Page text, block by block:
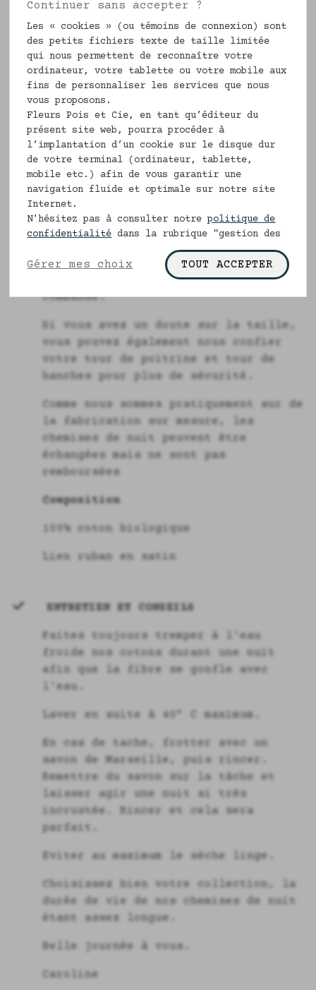
collections avec une poche de côté et
trois liens en ruban, pour apporter
une féminité et une élégance
particulière. le col Mao est
également une volonté de se
différencier des chemises de nuit
traditionnelles.
Fabriquée dans le sud-ouest de la
France, il nous faudra une dizaine de
jours ouvrés pour vous livrer. Si
vous êtes très grande ou au contraire
très petite, merci de nous indiquer
la longueur que vous désirez, en
partant de la couture d'épaule cou.
Il vous suffira de nous l'indiquer
dans la case commentaire après votre
commande.
Si vous avez un doute sur la taille,
vous pouvez également nous confier
votre tour de poitrine et tour de
hanches pour plus de sécurité.
Comme nous sommes pratiquement sur de
la fabrication sur mesure, les
chemises de nuit peuvent être
échangées mais ne sont pas
remboursées
Composition
100% coton biologique
Lien ruban en satin
ENTRETIEN ET CONSEILS
Faites toujours tremper à l'eau
froide nos cotons durant une nuit
afin que la fibre se gonfle avec
l'eau.
Laver en suite à 40° C maximum.
En cas de tache, frotter avec un
savon de Marseille, puis rincer.
Remettre du savon sur la tâche et
laisser agir une nuit si très
incrustée. Rincer et cela sera
parfait.
Eviter au maximum le sèche linge.
Choisissez bien votre collection, la
durée de vie de nos chemises de nuit
étant assez longue.
Belle journée à vous.
Caroline
Continuer sans accepter ?
Les « cookies » (ou témoins de connexion) sont
des petits fichiers texte de taille limitée
qui nous permettent de reconnaître votre
ordinateur, votre tablette ou votre mobile aux
fins de personnaliser les services que nous
vous proposons.
Fleurs Pois et Cie, en tant qu’éditeur du
présent site web, pourra procéder à
l’implantation d’un cookie sur le disque dur
de votre terminal (ordinateur, tablette,
mobile etc.) afin de vous garantir une
navigation fluide et optimale sur notre site
Internet.
N'hésitez pas à consulter notrepolitique de
confidentialité dans la rubrique "gestion des
cookies" pour en savoir plus.
Gérer mes choix TOUT ACCEPTER